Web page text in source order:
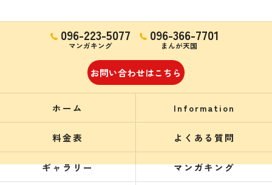
096-223-5077
マンガキング
096-366-7701
まんが天国
お問い合わせはこちら
ホーム Information
料金表 よくある質問
ギャラリー マンガキング